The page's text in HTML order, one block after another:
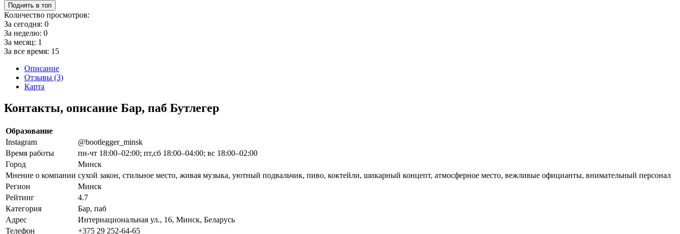
Поднять в топ
Количество просмотров:
За сегодня: 0
За неделю: 0
За месяц: 1
За все время: 15
Описание
Отзывы (3)
Карта
Контакты, описание Бар, паб Бутлегер
Образование
Instagram
@bootlegger_minsk
Время работы
пн-чт 18:00–02:00; пт,сб 18:00–04:00; вс 18:00–02:00
Город
Минск
Мнение о компании сухой закон, стильное место, живая музыка, уютный подвальчик, пиво, коктейли, шикарный концепт, атмосферное место, вежливые официанты, внимательный персонал
Регион
Минск
Рейтинг
4.7
Категория
Бар, паб
Адрес
Интернациональная ул., 16, Минск, Беларусь
Телефон
+375 29 252-64-65